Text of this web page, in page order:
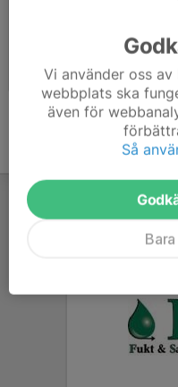
MTB läger Trosa september -22
2022-09-10 | 12 st
Vi använder oss
webbplats ska
även för
Så